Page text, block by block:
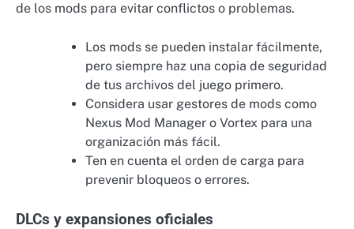
de los mods para evitar conflictos o problemas.
Los mods se pueden instalar fácilmente,
pero siempre haz una copia de seguridad
de tus archivos del juego primero.
Considera usar gestores de mods como
Nexus Mod Manager o Vortex para una
organización más fácil.
Ten en cuenta el orden de carga para
prevenir bloqueos o errores.
DLCs y expansiones oficiales